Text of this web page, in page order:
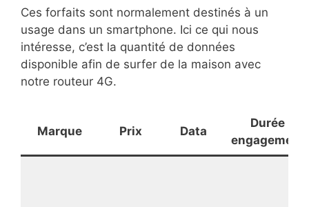
Ces forfaits sont normalement destinés à un
usage dans un smartphone. Ici ce qui nous
intéresse, c’est la quantité de données
disponible afin de surfer de la maison avec
notre routeur 4G.
Marque Prix Data
Durée
engagement